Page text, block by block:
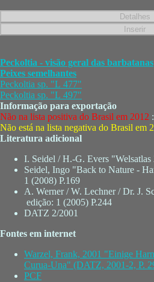
Peckoltia - visão geral das barbatanas
Peixes semelhantes
Peckoltia sp. "L 477"
Peckoltia sp. "L 497"
Informação para exportação
Não na lista positiva do Brasil em 2012 :
Não está na lista negativa do Brasil em
Literatura adicional
I. Seidel / H.-G. Evers
Seidel, Ingo "Back to Nature -
1 (2008) P.169
A. Werner / W. Lechner / Dr. J.
edição: 1 (2005) P.244
DATZ 2/2001
Fontes em internet
Warzel, Frank, 2001 "Einige
Curua-Una" (DATZ, 2001-2, P.
PCF